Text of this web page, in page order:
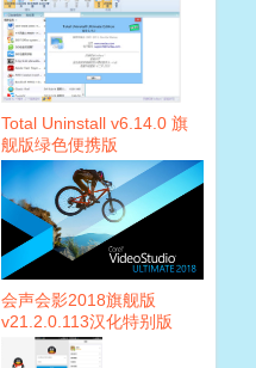
Total Uninstall v6.14.0 旗
舰版绿色便携版
会声会影2018旗舰版
v21.2.0.113汉化特别版